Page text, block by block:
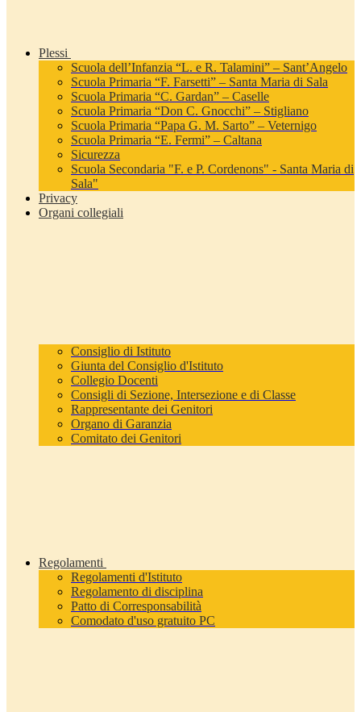
Plessi
Scuola dell’Infanzia “L. e R. Talamini” – Sant’Angelo
Scuola Primaria “F. Farsetti” – Santa Maria di Sala
Scuola Primaria “C. Gardan” – Caselle
Scuola Primaria “Don C. Gnocchi” – Stigliano
Scuola Primaria “Papa G. M. Sarto” – Veternigo
Scuola Primaria “E. Fermi” – Caltana
Sicurezza
Scuola Secondaria "F. e P. Cordenons" - Santa Maria di
Sala"
Privacy
Organi collegiali
Consiglio di Istituto
Giunta del Consiglio d'Istituto
Collegio Docenti
Consigli di Sezione, Intersezione e di Classe
Rappresentante dei Genitori
Organo di Garanzia
Comitato dei Genitori
Regolamenti
Regolamenti d'Istituto
Regolamento di disciplina
Patto di Corresponsabilità
Comodato d'uso gratuito PC